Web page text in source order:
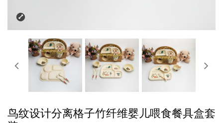
鸟纹设计分离格子竹纤维婴儿喂食餐具盒套